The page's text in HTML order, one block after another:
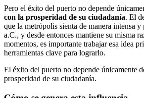
Pero el éxito del puerto no depende
con la prosperidad de su ciudadanía. El
que la metrópolis sienta de manera intensa
a.C., y desde entonces mantiene su misma
momentos, es importante trabajar esa idea
herramientas clave para lograrlo.
El éxito del puerto no depende únicamente
prosperidad de su ciudadanía.